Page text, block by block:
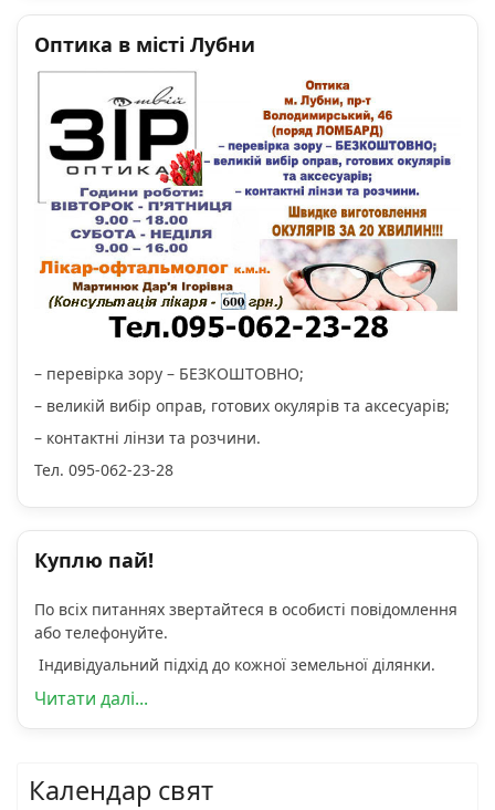
Оптика в місті Лубни
– перевірка зору – БЕЗКОШТОВНО;
– великій вибір оправ, готових окулярів та аксесуарів;
– контактні лінзи та розчини.
Тел. 095-062-23-28
Куплю пай!
По всіх питаннях звертайтеся в особисті повідомлення
або телефонуйте.
Індивідуальний підхід до кожної земельної ділянки.
Читати далі...
Календар свят